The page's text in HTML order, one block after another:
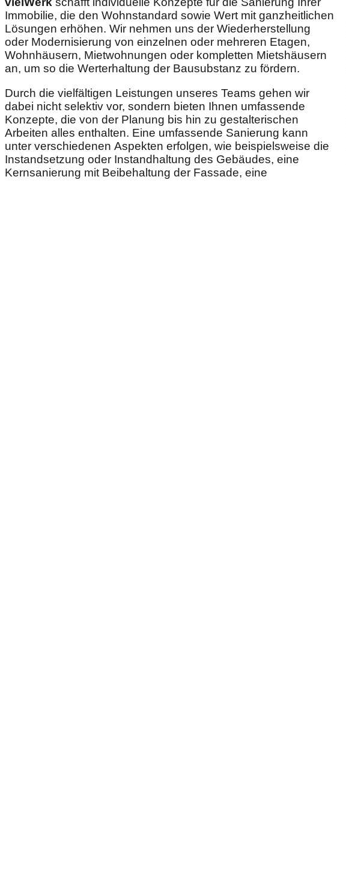
Immobilie, die den Wohnstandard sowie Wert mit ganzheitlichen
Lösungen erhöhen. Wir nehmen uns der Wiederherstellung
oder Modernisierung von einzelnen oder mehreren Etagen,
Wohnhäusern, Mietwohnungen oder kompletten Mietshäusern
an, um so die Werterhaltung der Bausubstanz zu fördern.
Durch die vielfältigen Leistungen unseres Teams gehen wir
dabei nicht selektiv vor, sondern bieten Ihnen umfassende
Konzepte, die von der Planung bis hin zu gestalterischen
Arbeiten alles enthalten. Eine umfassende Sanierung kann
unter verschiedenen Aspekten erfolgen, wie beispielsweise die
Instandsetzung oder Instandhaltung des Gebäudes, eine
Kernsanierung mit Beibehaltung der Fassade, eine